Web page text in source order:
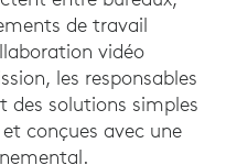
de travail
vidéo
les responsables
des solutions simples
conçues avec une